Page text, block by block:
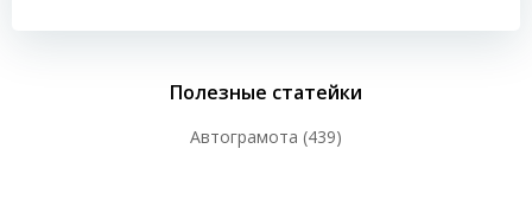
записям
Полезные статейки
Автограмота (439)